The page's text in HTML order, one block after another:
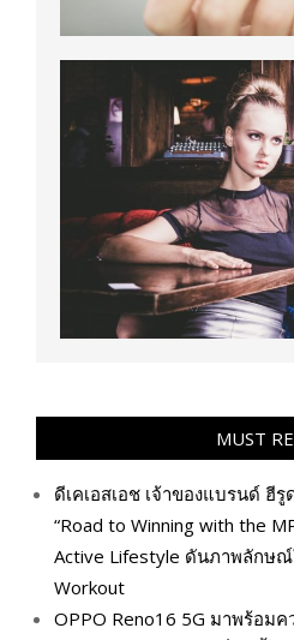
MUST
ดีเคเอสเอช เจ้าของแบรนด์ ฮี
“Road to Winning with the
Active Lifestyle ดันภาพลักษ
Workout
OPPO Reno16 5G มาพร้อม